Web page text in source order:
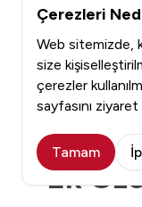
Çerezleri
Web sitemizde,
size
çerezler
sayfasını
Tamam
Ek